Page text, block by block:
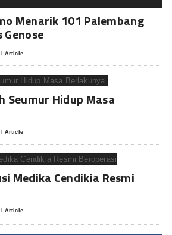
Menarik 101 Palembang
Article
Seumur Hidup Masa
Article
Medika Cendikia Resmi
Article